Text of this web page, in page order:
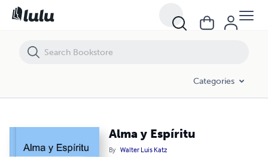
Categories
Alma y Espíritu
By Walter Luis Katz
Alma y Espíritu